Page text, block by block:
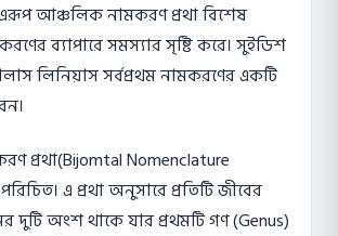
এরূপ আঞ্চলিক নামকরণ প্রথা বিশেষ
ব্যাপারে সমস্যার সৃষ্টি করে। সুইডিশ
লিনিয়াস সর্বপ্রথম নামকরণের একটি
প্রথা(Bijomtal Nomenclature
এ প্রথা অনুসারে প্রতিটি জীবের
দুটি অংশ থাকে যার প্রথমটি গণ (Genus)